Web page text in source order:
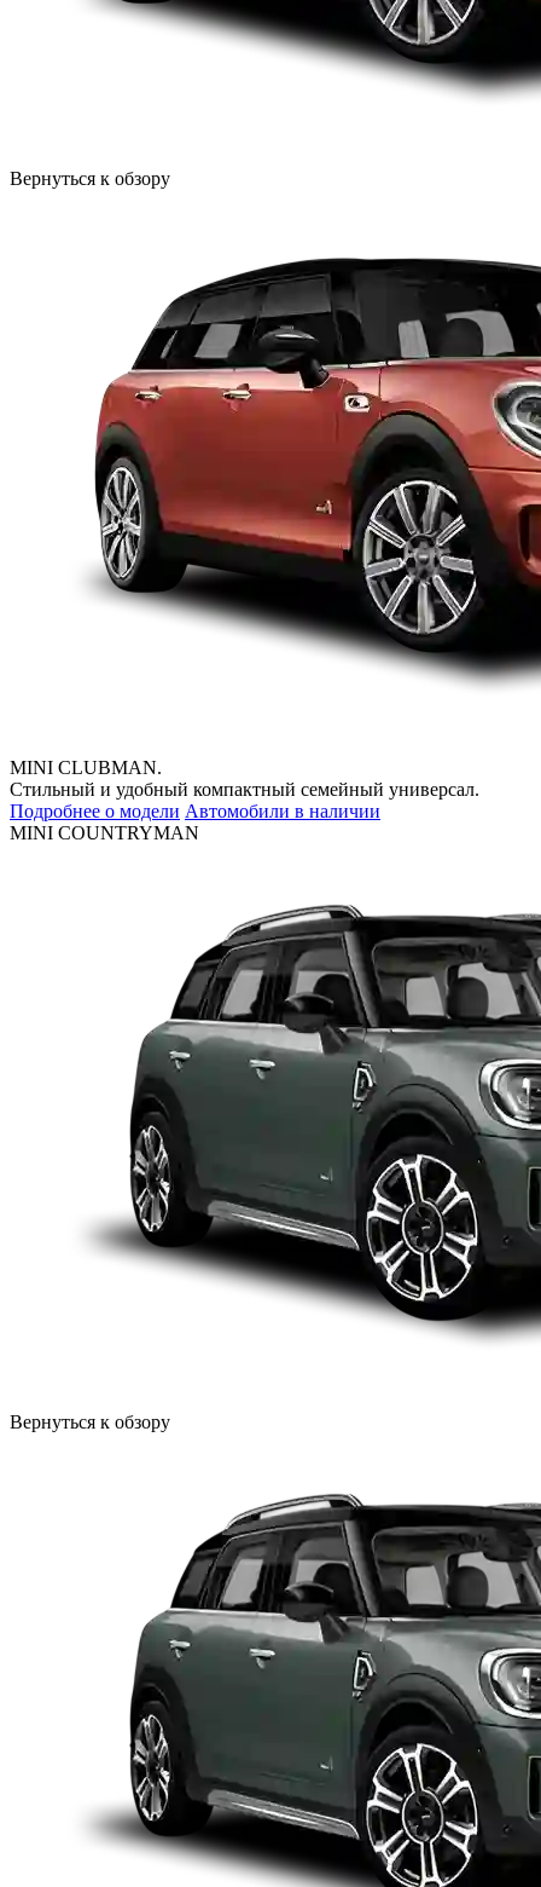
Вернуться к обзору
MINI CLUBMAN.
Стильный и удобный компактный семейный универсал.
Подробнее о модели Автомобили в наличии
MINI COUNTRYMAN
Вернуться к обзору